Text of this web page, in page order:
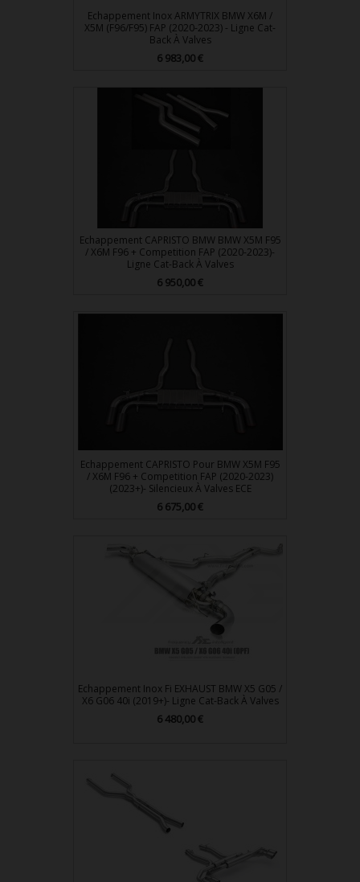
Echappement Inox ARMYTRIX BMW X6M /
X5M (F96/F95) FAP (2020-2023) - Ligne Cat-
Back À Valves
Prix
6 983,00 €
Echappement CAPRISTO BMW BMW X5M F95
/ X6M F96 + Competition FAP (2020-2023)-
Ligne Cat-Back À Valves
Prix
6 950,00 €
Echappement CAPRISTO Pour BMW X5M F95
/ X6M F96 + Competition FAP (2020-2023)
(2023+)- Silencieux À Valves ECE
Prix
6 675,00 €
Echappement Inox Fi EXHAUST BMW X5 G05 /
X6 G06 40i (2019+)- Ligne Cat-Back À Valves
Prix
6 480,00 €